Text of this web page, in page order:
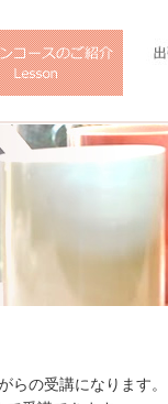
らの受講になります。